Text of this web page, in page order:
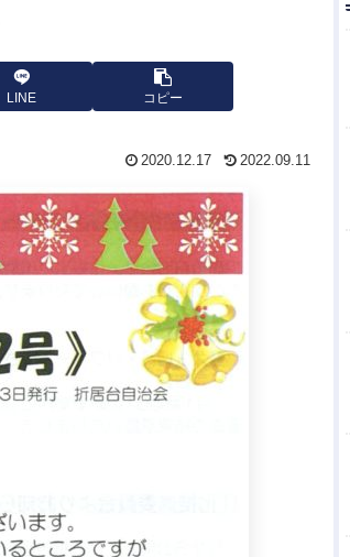
LINE コピー
2020.12.17 2022.09.11